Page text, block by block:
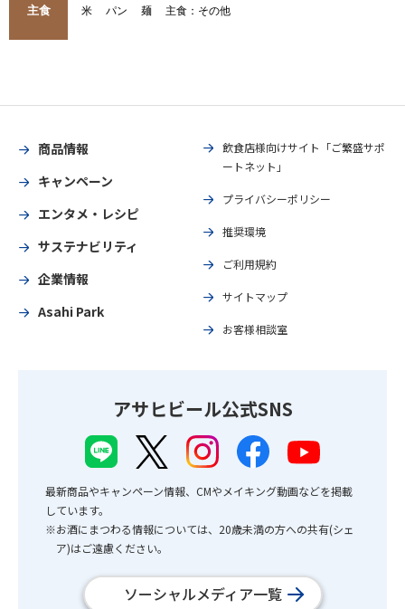
主食 米 パン 麺 主食：その他
商品情報
キャンペーン
エンタメ・レシピ
サステナビリティ
企業情報
Asahi Park
飲食店様向けサイト「ご繁盛サポ
ートネット」
プライバシーポリシー
推奨環境
ご利用規約
サイトマップ
お客様相談室
アサヒビール公式SNS
最新商品やキャンペーン情報、CMやメイキング動画などを掲載
しています。
※お酒にまつわる情報については、20歳未満の方への共有(シェ
ア)はご遠慮ください。
ソーシャルメディア一覧